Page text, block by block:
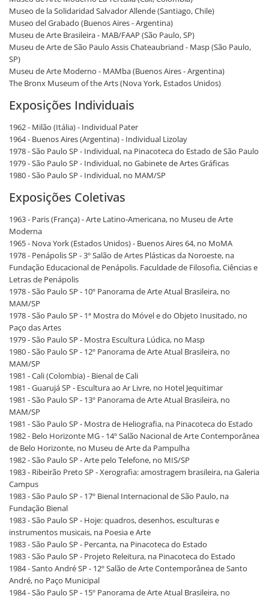
Museo de la Solidaridad Salvador Allende (Santiago, Chile)
Museo del Grabado (Buenos Aires - Argentina)
Museu de Arte Brasileira - MAB/FAAP (São Paulo, SP)
Museu de Arte de São Paulo Assis Chateaubriand - Masp (São Paulo,
SP)
Museu de Arte Moderno - MAMba (Buenos Aires - Argentina)
The Bronx Museum of the Arts (Nova York, Estados Unidos)
Exposições Individuais
1962 - Milão (Itália) - Individual Pater
1964 - Buenos Aires (Argentina) - Individual Lizolay
1978 - São Paulo SP - Individual, na Pinacoteca do Estado de São Paulo
1979 - São Paulo SP - Individual, no Gabinete de Artes Gráficas
1980 - São Paulo SP - Individual, no MAM/SP
Exposições Coletivas
1963 - Paris (França) - Arte Latino-Americana, no Museu de Arte
Moderna
1965 - Nova York (Estados Unidos) - Buenos Aires 64, no MoMA
1978 - Penápolis SP - 3º Salão de Artes Plásticas da Noroeste, na
Fundação Educacional de Penápolis. Faculdade de Filosofia, Ciências e
Letras de Penápolis
1978 - São Paulo SP - 10º Panorama de Arte Atual Brasileira, no
MAM/SP
1978 - São Paulo SP - 1ª Mostra do Móvel e do Objeto Inusitado, no
Paço das Artes
1979 - São Paulo SP - Mostra Escultura Lúdica, no Masp
1980 - São Paulo SP - 12º Panorama de Arte Atual Brasileira, no
MAM/SP
1981 - Cali (Colombia) - Bienal de Cali
1981 - Guarujá SP - Escultura ao Ar Livre, no Hotel Jequitimar
1981 - São Paulo SP - 13º Panorama de Arte Atual Brasileira, no
MAM/SP
1981 - São Paulo SP - Mostra de Heliografia, na Pinacoteca do Estado
1982 - Belo Horizonte MG - 14º Salão Nacional de Arte Contemporânea
de Belo Horizonte, no Museu de Arte da Pampulha
1982 - São Paulo SP - Arte pelo Telefone, no MIS/SP
1983 - Ribeirão Preto SP - Xerografia: amostragem brasileira, na Galeria
Campus
1983 - São Paulo SP - 17º Bienal Internacional de São Paulo, na
Fundação Bienal
1983 - São Paulo SP - Hoje: quadros, desenhos, esculturas e
instrumentos musicais, na Poesia e Arte
1983 - São Paulo SP - Percanta, na Pinacoteca do Estado
1983 - São Paulo SP - Projeto Releitura, na Pinacoteca do Estado
1984 - Santo André SP - 12º Salão de Arte Contemporânea de Santo
André, no Paço Municipal
1984 - São Paulo SP - 15º Panorama de Arte Atual Brasileira, no